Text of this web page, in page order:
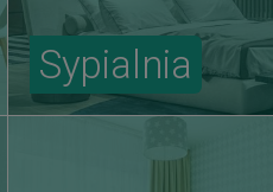
Sypialnia